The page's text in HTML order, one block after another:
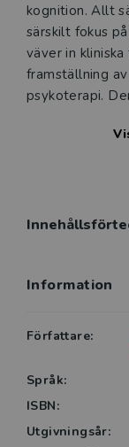
kognition. Allt
särskilt fokus
väver in
framställning
psykoterapi.
psykiatri och
Information
Författare:
Språk:
ISBN:
Utgivningsår: